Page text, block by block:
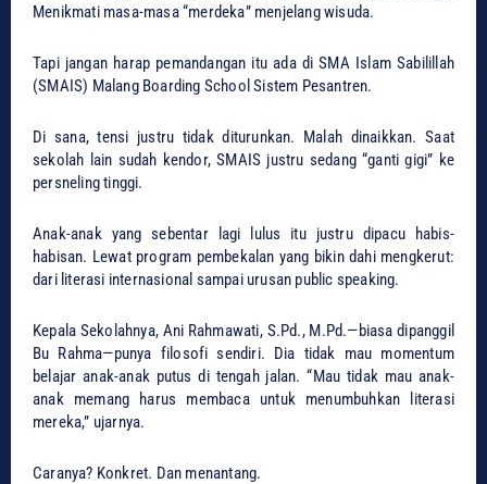
Menikmati masa-masa “merdeka” menjelang wisuda.
​Tapi jangan harap pemandangan itu ada di SMA Islam Sabilillah
(SMAIS) Malang Boarding School Sistem Pesantren.
​Di sana, tensi justru tidak diturunkan. Malah dinaikkan. Saat
sekolah lain sudah kendor, SMAIS justru sedang “ganti gigi” ke
persneling tinggi.
Anak-anak yang sebentar lagi lulus itu justru dipacu habis-
habisan. Lewat program pembekalan yang bikin dahi mengkerut:
dari literasi internasional sampai urusan public speaking.
​Kepala Sekolahnya, Ani Rahmawati, S.Pd., M.Pd.—biasa dipanggil
Bu Rahma—punya filosofi sendiri. Dia tidak mau momentum
belajar anak-anak putus di tengah jalan. “Mau tidak mau anak-
anak memang harus membaca untuk menumbuhkan literasi
mereka,” ujarnya.
​Caranya? Konkret. Dan menantang.